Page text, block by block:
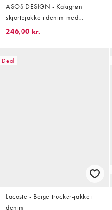
ASOS DESIGN - Kakigrøn
skjortejakke i denim med
korsetdesign - Del af sæt
246,00 kr.
Deal
Lacoste - Beige trucker-jakke i
denim